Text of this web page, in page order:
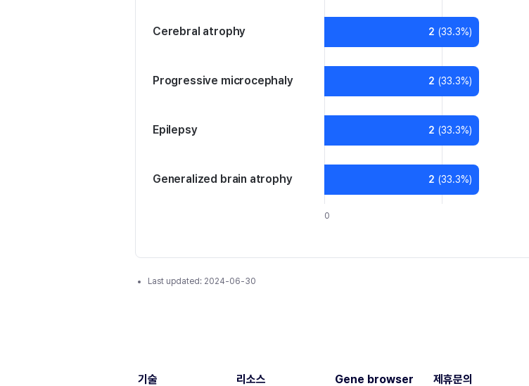
0
Cerebral atrophy 2 (33.3%)
Progressive microcephaly 2 (33.3%)
Epilepsy 2 (33.3%)
Generalized brain atrophy 2 (33.3%)
Last updated: 2024-06-30
기술 리소스 Gene browser 제휴문의